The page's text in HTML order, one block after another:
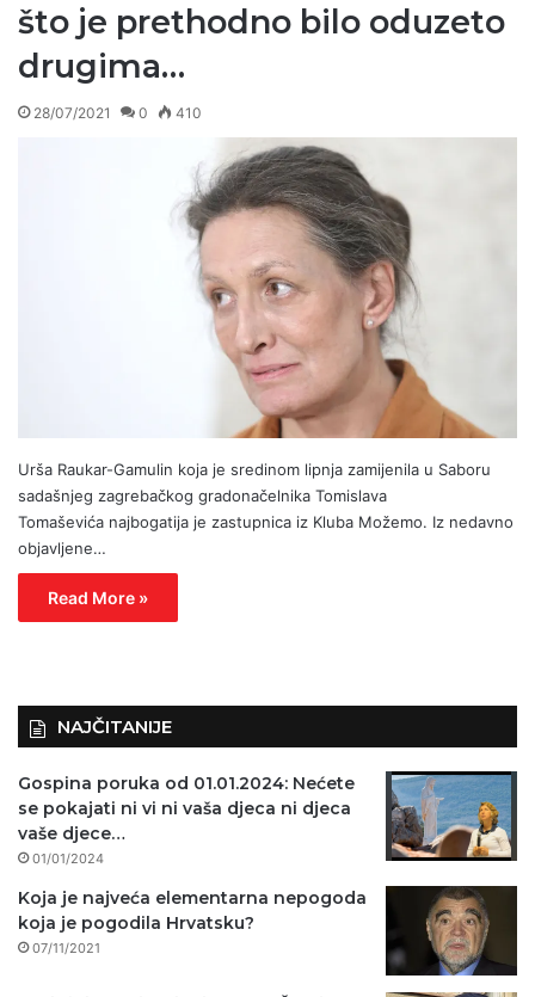
što je prethodno bilo oduzeto
drugima…
28/07/2021 0 410
Urša Raukar-Gamulin koja je sredinom lipnja zamijenila u Saboru
sadašnjeg zagrebačkog gradonačelnika Tomislava
Tomaševića najbogatija je zastupnica iz Kluba Možemo. Iz nedavno
objavljene…
Read More »
NAJČITANIJE
Gospina poruka od 01.01.2024: Nećete
se pokajati ni vi ni vaša djeca ni djeca
vaše djece…
01/01/2024
Koja je najveća elementarna nepogoda
koja je pogodila Hrvatsku?
07/11/2021